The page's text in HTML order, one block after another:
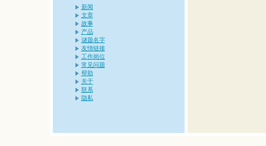
新闻
文章
故事
产品
谜题名字
友情链接
工作岗位
常见问题
帮助
关于
联系
隐私